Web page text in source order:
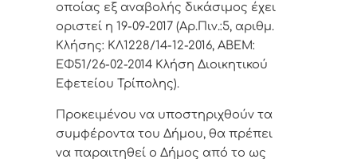
οποίας εξ αναβολής δικάσιμος έχει
οριστεί η 19-09-2017 (Αρ.Πιν.:5, αριθμ.
Κλήσης: ΚΛ1228/14-12-2016, ΑΒΕΜ:
ΕΦ51/26-02-2014 Κλήση Διοικητικού
Εφετείου Τρίπολης).
Προκειμένου να υποστηριχθούν τα
συμφέροντα του Δήμου, θα πρέπει
να παραιτηθεί ο Δήμος από το ως